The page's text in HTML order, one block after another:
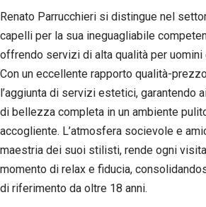
Renato Parrucchieri si distingue nel
capelli per la sua ineguagliabile
offrendo servizi di alta qualità per uomini
Con un eccellente rapporto qualità-
l’aggiunta di servizi estetici, garantendo
di bellezza completa in un ambiente
accogliente. L’atmosfera socievole e
maestria dei suoi stilisti, rende ogni
momento di relax e fiducia,
di riferimento da oltre 18 anni.